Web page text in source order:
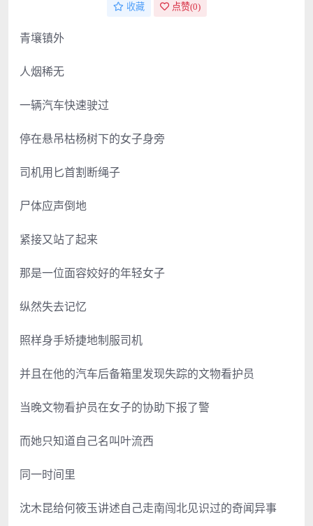
收藏 点赞(0)
青壤镇外
人烟稀无
一辆汽车快速驶过
停在悬吊枯杨树下的女子身旁
司机用匕首割断绳子
尸体应声倒地
紧接又站了起来
那是一位面容姣好的年轻女子
纵然失去记忆
照样身手矫捷地制服司机
并且在他的汽车后备箱里发现失踪的文物看护员
当晚文物看护员在女子的协助下报了警
而她只知道自己名叫叶流西
同一时间里
沈木昆给何筱玉讲述自己走南闯北见识过的奇闻异事